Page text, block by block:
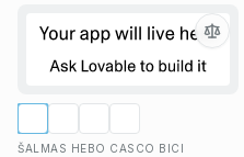
ŠALMAS HEBO CASCO BICI